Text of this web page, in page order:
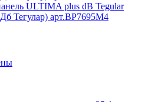
ULTIMA plus dB Tegular
Тегулар) арт.BP7695M4